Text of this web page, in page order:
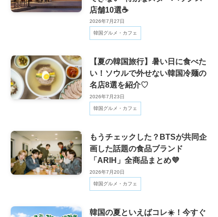
店舗10選☕️
2026年7月27日
韓国グルメ・カフェ
【夏の韓国旅行】暑い日に食べた
い！ソウルで外せない韓国冷麺の
名店8選を紹介♡
2026年7月23日
韓国グルメ・カフェ
もうチェックした？BTSが共同企
画した話題の食品ブランド
「ARIH」全商品まとめ💜
2026年7月20日
韓国グルメ・カフェ
韓国の夏といえばコレ☀️！今すぐ